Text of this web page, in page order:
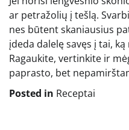
ar petražolių į tešlą.
nes būtent skaniausius
įdeda dalelę savęs į tai,
Ragaukite, vertinkite ir
paprasto, bet
Posted in Receptai